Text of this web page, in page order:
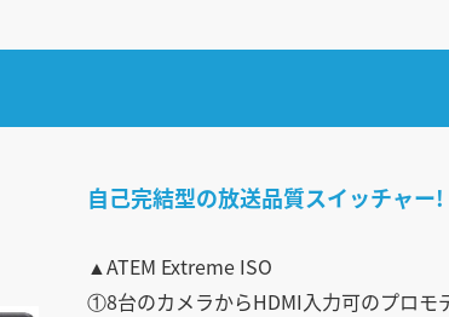
自己完結型の放送品質スイッチャー!
▲ATEM Extreme ISO
①8台のカメラからHDMI入力可のプロモ